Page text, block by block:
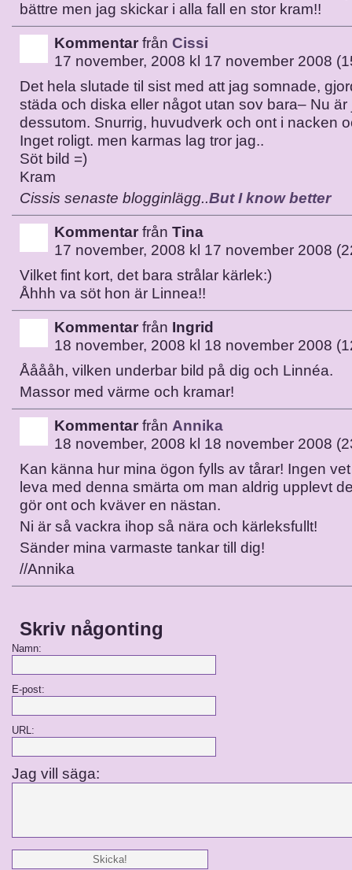
bättre men jag skickar i alla fall en stor kram!!
Kommentar från Cissi
17 november, 2008 kl 17 november 2008
Det hela slutade til sist med att jag somnade,
städa och diska eller något utan sov bara– Nu är
dessutom. Snurrig, huvudverk och ont i nacken
Inget roligt. men karmas lag tror jag..
Söt bild =)
Kram
Cissis senaste blogginlägg..But I know better
Kommentar från Tina
17 november, 2008 kl 17 november 2008
Vilket fint kort, det bara strålar kärlek:)
Åhhh va söt hon är Linnea!!
Kommentar från Ingrid
18 november, 2008 kl 18 november 2008
Ååååh, vilken underbar bild på dig och Linnéa.
Massor med värme och kramar!
Kommentar från Annika
18 november, 2008 kl 18 november 2008
Kan känna hur mina ögon fylls av tårar! Ingen
leva med denna smärta om man aldrig upplevt
gör ont och kväver en nästan.
Ni är så vackra ihop så nära och kärleksfullt!
Sänder mina varmaste tankar till dig!
//Annika
Skriv någonting
Namn:
E-post:
URL:
Jag vill säga: